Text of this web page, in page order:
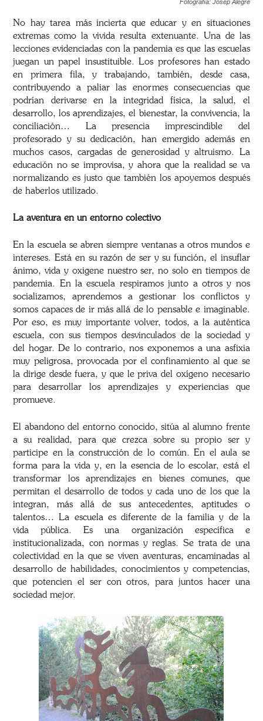
Fotografía: Josep Alegre
No hay tarea más incierta que educar y en situaciones
extremas como la vivida resulta extenuante. Una de las
lecciones evidenciadas con la pandemia es que las escuelas
juegan un papel insustituible. Los profesores han estado
en primera fila, y trabajando, también, desde casa,
contribuyendo a paliar las enormes consecuencias que
podrían derivarse en la integridad física, la salud, el
desarrollo, los aprendizajes, el bienestar, la convivencia, la
conciliación… La presencia imprescindible del
profesorado y su dedicación, han emergido además en
muchos casos, cargadas de generosidad y altruismo. La
educación no se improvisa, y ahora que la realidad se va
normalizando es justo que también los apoyemos después
de haberlos utilizado.
La aventura en un entorno colectivo
En la escuela se abren siempre ventanas a otros mundos e
intereses. Está en su razón de ser y su función, el insuflar
ánimo, vida y oxigene nuestro ser, no solo en tiempos de
pandemia. En la escuela respiramos junto a otros y nos
socializamos, aprendemos a gestionar los conflictos y
somos capaces de ir más allá de lo pensable e imaginable.
Por eso, es muy importante volver, todos, a la auténtica
escuela, con sus tiempos desvinculados de la sociedad y
del hogar. De lo contrario, nos exponemos a una asfixia
muy peligrosa, provocada por el confinamiento al que se
la dirige desde fuera, y que le priva del oxígeno necesario
para desarrollar los aprendizajes y experiencias que
promueve.
El abandono del entorno conocido, sitúa al alumno frente
a su realidad, para que crezca sobre su propio ser y
participe en la construcción de lo común. En el aula se
forma para la vida y, en la esencia de lo escolar, está el
transformar los aprendizajes en bienes comunes, que
permitan el desarrollo de todos y cada uno de los que la
integran, más allá de sus antecedentes, aptitudes o
talentos… La escuela es diferente de la familia y de la
vida pública. Es una organización específica e
institucionalizada, con normas y reglas. Se trata de una
colectividad en la que se viven aventuras, encaminadas al
desarrollo de habilidades, conocimientos y competencias,
que potencien el ser con otros, para juntos hacer una
sociedad mejor.